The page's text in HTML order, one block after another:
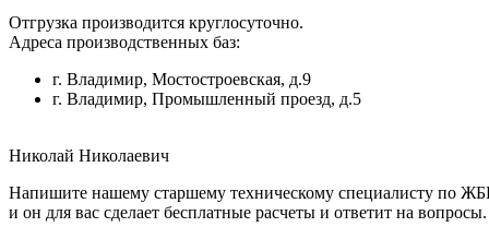
Отгрузка производится круглосуточно.
Адреса производственных баз:
г. Владимир, Мостостроевская, д.9
г. Владимир, Промышленный проезд, д.5
Николай Николаевич
Напишите нашему старшему техническому специалисту по
и он для вас сделает бесплатные расчеты и ответит на вопросы.